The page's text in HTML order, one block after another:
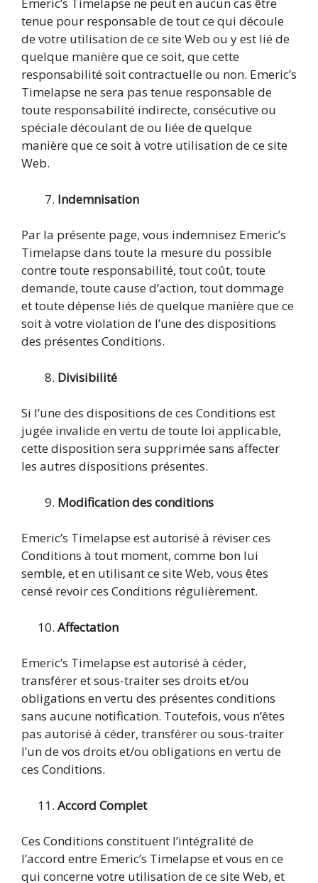
tenue pour responsable de tout ce qui découle
de votre utilisation de ce site Web ou y est lié de
quelque manière que ce soit, que cette
responsabilité soit contractuelle ou non. Emeric’s
Timelapse ne sera pas tenue responsable de
toute responsabilité indirecte, consécutive ou
spéciale découlant de ou liée de quelque
manière que ce soit à votre utilisation de ce site
Web.
Indemnisation
Par la présente page, vous indemnisez Emeric’s
Timelapse dans toute la mesure du possible
contre toute responsabilité, tout coût, toute
demande, toute cause d’action, tout dommage
et toute dépense liés de quelque manière que ce
soit à votre violation de l’une des dispositions
des présentes Conditions.
Divisibilité
Si l’une des dispositions de ces Conditions est
jugée invalide en vertu de toute loi applicable,
cette disposition sera supprimée sans affecter
les autres dispositions présentes.
Modification des conditions
Emeric’s Timelapse est autorisé à réviser ces
Conditions à tout moment, comme bon lui
semble, et en utilisant ce site Web, vous êtes
censé revoir ces Conditions régulièrement.
Affectation
Emeric’s Timelapse est autorisé à céder,
transférer et sous-traiter ses droits et/ou
obligations en vertu des présentes conditions
sans aucune notification. Toutefois, vous n’êtes
pas autorisé à céder, transférer ou sous-traiter
l’un de vos droits et/ou obligations en vertu de
ces Conditions.
Accord Complet
Ces Conditions constituent l’intégralité de
l’accord entre Emeric’s Timelapse et vous en ce
qui concerne votre utilisation de ce site Web, et